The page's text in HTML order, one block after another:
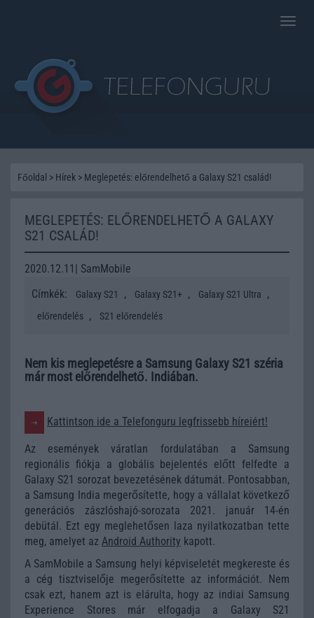
Toggle
Főoldal > Hírek > Meglepetés: előrendelhető a Galaxy S21 család!
MEGLEPETÉS: ELŐRENDELHETŐ A GALAXY
S21 CSALÁD!
2020.12.11| SamMobile
Címkék:
Galaxy S21 , Galaxy S21+ , Galaxy S21 Ultra ,
előrendelés , S21 előrendelés
Nem kis meglepetésre a Samsung Galaxy S21 széria
már most előrendelhető. Indiában.
Kattintson ide a Telefonguru legfrissebb híreiért!
Az események váratlan fordulatában a Samsung
regionális fiókja a globális bejelentés előtt felfedte a
Galaxy S21 sorozat bevezetésének dátumát. Pontosabban,
a Samsung India megerősítette, hogy a vállalat következő
generációs zászlóshajó-sorozata 2021. január 14-én
debütál. Ezt egy meglehetősen laza nyilatkozatban tette
meg, amelyet az Android Authority kapott.
A SamMobile a Samsung helyi képviseletét megkereste és
a cég tisztviselője megerősítette az információt. Nem
csak ezt, hanem azt is elárulta, hogy az indiai Samsung
Experience Stores már elfogadja a Galaxy S21